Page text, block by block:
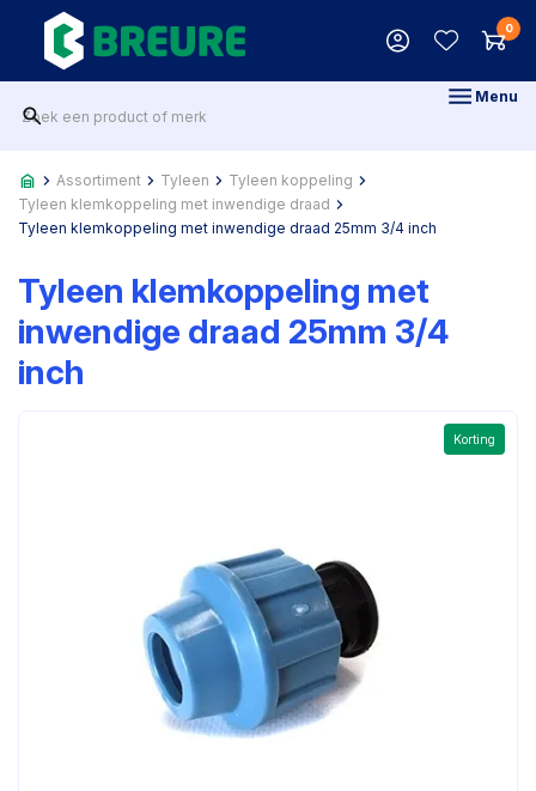
0
Menu
Assortiment Tyleen
Tyleen koppeling
Tyleen klemkoppeling met inwendige draad
Tyleen klemkoppeling met inwendige draad 25mm 3/4 inch
Tyleen klemkoppeling met
inwendige draad 25mm 3/4
inch
Korting